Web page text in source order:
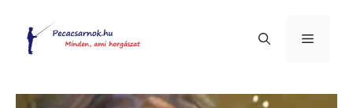
tartalomba
Menü